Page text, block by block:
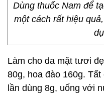
Dùng thuốc Nam để
một cách rất hiệu
Làm cho da mặt tươi
80g, hoa đào 160g.
lần dùng 8g, uống với